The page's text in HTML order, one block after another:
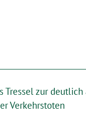
Tressel zur
Verkehrstoten